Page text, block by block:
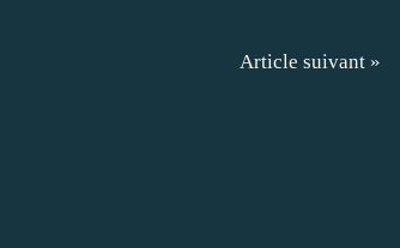
Article suivant »